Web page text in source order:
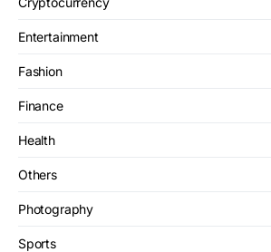
Entertainment
Fashion
Finance
Health
Others
Photography
Sports